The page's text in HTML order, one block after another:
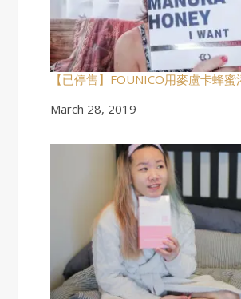
【已停售】FOUNICO用麥盧卡蜂
Date
March 28, 2019